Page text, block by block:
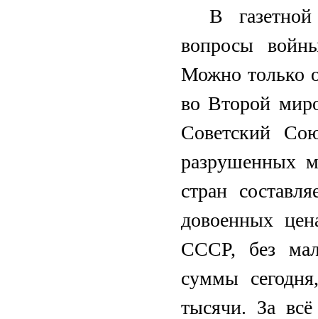
В
вопросы
Можно только
во Второй
Советский
разрушенных
стран
довоенных
СССР, без
суммы
тысячи. За